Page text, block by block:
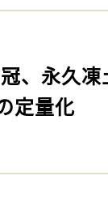
、永久
定量化